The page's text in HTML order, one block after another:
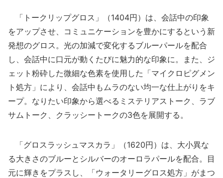
「トークリップグロス」（1404円）は、会話中の印象
をアップさせ、コミュニケーションを豊かにするという新
発想のグロス。光の加減で変化するブルーパールを配合
し、会話中に口元が動くたびに魅力的な印象に。また、ジ
ェット粉砕した微細な色素を使用した「マイクロピグメン
ト処方」により、会話中もムラのない均一な仕上がりをキ
ープ。なりたい印象から選べるミステリアストーク、ラブ
サムトーク、クラッシートークの3色を展開する。
「グロスラッシュマスカラ」（1620円）は、大小異な
る大きさのブルーとシルバーのオーロラパールを配合。目
元に輝きをプラスし、「ウォータリーグロス処方」がまつ